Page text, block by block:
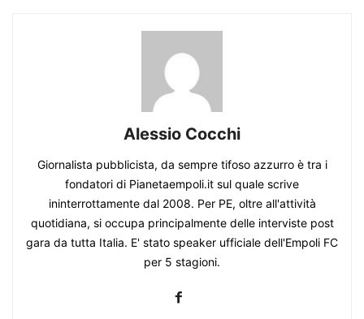
Alessio Cocchi
Giornalista pubblicista, da sempre tifoso azzurro è tra i
fondatori di Pianetaempoli.it sul quale scrive
ininterrottamente dal 2008. Per PE, oltre all'attività
quotidiana, si occupa principalmente delle interviste post
gara da tutta Italia. E' stato speaker ufficiale dell'Empoli FC
per 5 stagioni.